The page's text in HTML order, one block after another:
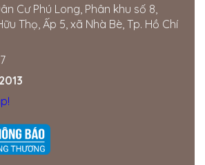
Cư Phú Long, Phân khu số 8,
Thọ, Ấp 5, xã Nhà Bè, Tp. Hồ Chí